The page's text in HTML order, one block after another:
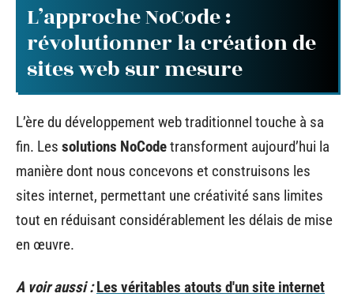
L’approche NoCode :
révolutionner la création de
sites web sur mesure
L’ère du développement web traditionnel touche à sa
fin. Les solutions NoCodetransforment aujourd’hui la
manière dont nous concevons et construisons les
sites internet, permettant une créativité sans limites
tout en réduisant considérablement les délais de mise
en œuvre.
A voir aussi : Les véritables atouts d'un site internet